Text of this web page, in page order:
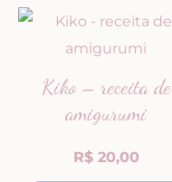
Kiko – receita de
amigurumi
R$20,00